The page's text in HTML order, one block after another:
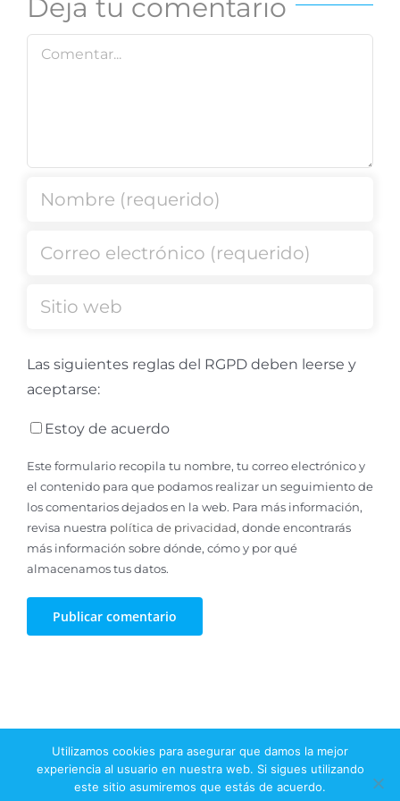
Deja tu comentario
Las siguientes reglas del RGPD deben leerse y
aceptarse:
Estoy de acuerdo
Este formulario recopila tu nombre, tu correo electrónico y
el contenido para que podamos realizar un seguimiento de
los comentarios dejados en la web. Para más información,
revisa nuestra política de privacidad, donde encontrarás
más información sobre dónde, cómo y por qué
almacenamos tus datos.
Toggle
Navigation
Utilizamos cookies para asegurar que damos la mejor
experiencia al usuario en nuestra web. Si sigues utilizando
este sitio asumiremos que estás de acuerdo.